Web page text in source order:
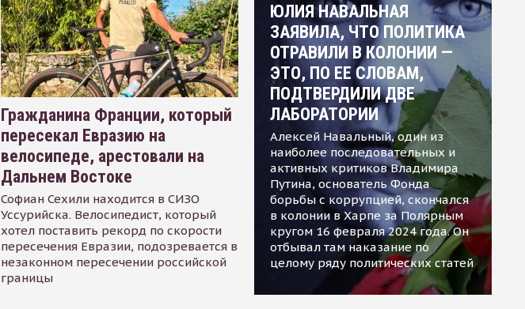
Гражданина Франции, который
пересекал Евразию на
велосипеде, арестовали на
Дальнем Востоке
Софиан Сехили находится в СИЗО
Уссурийска. Велосипедист, который
хотел поставить рекорд по скорости
пересечения Евразии, подозревается в
незаконном пересечении российской
границы
ЮЛИЯ НАВАЛЬНАЯ
ЗАЯВИЛА, ЧТО ПОЛИТИКА
ОТРАВИЛИ В КОЛОНИИ —
ЭТО, ПО ЕЕ СЛОВАМ,
ПОДТВЕРДИЛИ ДВЕ
ЛАБОРАТОРИИ
Алексей Навальный, один из
наиболее последовательных и
активных критиков Владимира
Путина, основатель Фонда
борьбы с коррупцией, скончался
в колонии в Харпе за Полярным
кругом 16 февраля 2024 года. Он
отбывал там наказание по
целому ряду политических статей